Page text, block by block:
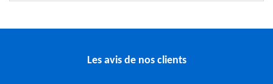
Les avis de nos clients